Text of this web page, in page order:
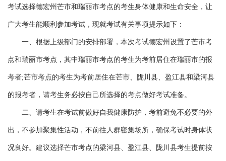
考试选择德宏州芒市和瑞丽市考点的考生身体健康和生命安全，让
广大考生能顺利参加考试，现就考试有关事项提示如下：
一、根据上级部门的安排部署，本次考试德宏州设置了芒市考
点和瑞丽市考点，其中瑞丽市考点的考生为考前居住在瑞丽市的报
考者;芒市考点的考生为考前居住在芒市、陇川县、盈江县和梁河县
的报考者，请考生务必按自己所选择的考点做好考试准备。
二、请考生在考试前做好自我健康防护，考前避免不必要的外
出，不参加聚集性活动，不前往人群密集场所，确保考试时身体状
况良好。建议选择芒市考点的梁河县、盈江县、陇川县考生提前按